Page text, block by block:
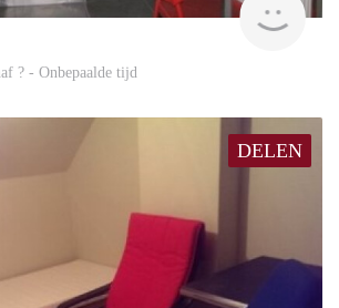
? - Onbepaalde tijd
DELEN